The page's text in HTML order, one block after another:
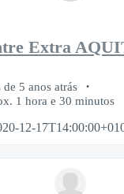
Extra
de 5 anos atrás
1 hora e 30 minutos
12-